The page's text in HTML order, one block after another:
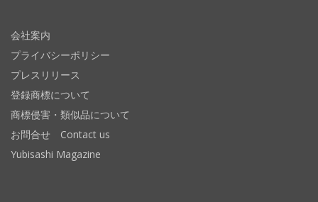
会社案内
プライバシーポリシー
プレスリリース
登録商標について
商標侵害・類似品について
お問合せ Contact us
Yubisashi Magazine